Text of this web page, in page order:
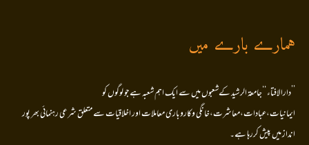
ہمارے بارے میں
’’دارالافتاء ‘‘جامعۃ الرشید کےشعبوں میں سے ایک اہم شعبہ ہے جو لوگوں کو
ایمانیات،عبادات،معاشرت،خانگی وکاروباری معاملات اور اخلاقیات سے متعلق شرعی رہنمائی بھر پور
انداز میں پیش کررہا ہے۔